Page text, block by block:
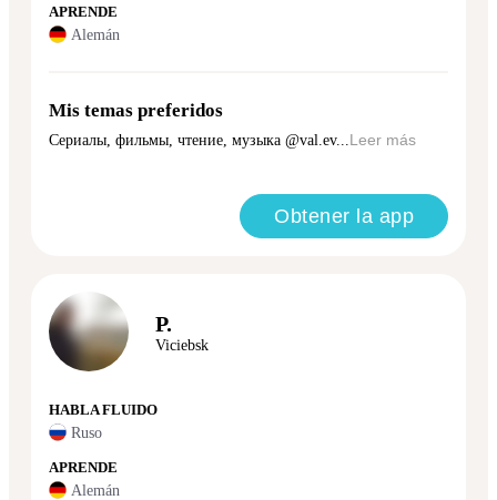
APRENDE
Alemán
Mis temas preferidos
Сериалы, фильмы, чтение, музыка @val.ev... Leer más
Obtener la app
P.
Viciebsk
HABLA FLUIDO
Ruso
APRENDE
Alemán